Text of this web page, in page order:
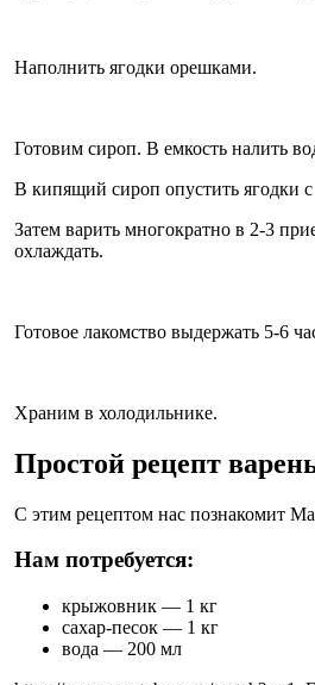
Наполнить ягодки орешками.
Готовим сироп. В емкость налить
В кипящий сироп опустить ягодки
Затем варить многократно в 2-3
охлаждать.
Готовое лакомство выдержать 5-6
Храним в холодильнике.
Простой рецепт
С этим рецептом нас познакомит
Нам потребуется:
крыжовник — 1 кг
сахар-песок — 1 кг
вода — 200 мл